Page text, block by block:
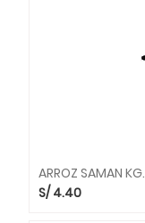
ARROZ SAMAN KG.
S/4.40